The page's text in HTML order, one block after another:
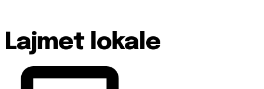
Lajmet lokale